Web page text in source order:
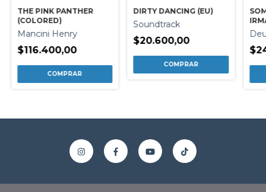
THE PINK PANTHER
(COLORED)
Mancini Henry
$116.400,00
DIRTY DANCING (EU)
Soundtrack
$20.600,00